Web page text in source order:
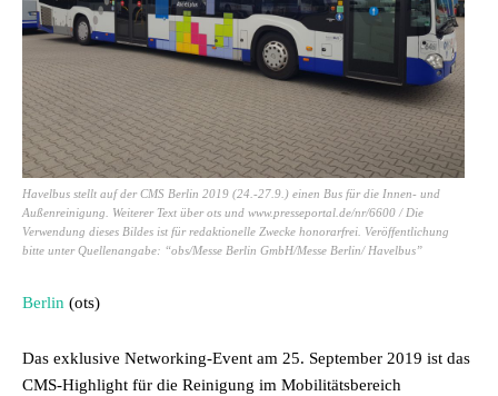
Havelbus stellt auf der CMS Berlin 2019 (24.-27.9.) einen Bus für die Innen- und
Außenreinigung. Weiterer Text über ots und www.presseportal.de/nr/6600 / Die
Verwendung dieses Bildes ist für redaktionelle Zwecke honorarfrei. Veröffentlichung
bitte unter Quellenangabe: “obs/Messe Berlin GmbH/Messe Berlin/ Havelbus”
Berlin (ots)
Das exklusive Networking-Event am 25. September 2019 ist das
CMS-Highlight für die Reinigung im Mobilitätsbereich